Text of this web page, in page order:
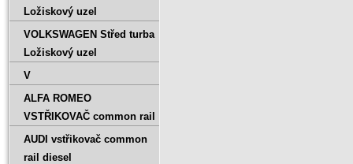
Ložiskový uzel
VOLKSWAGEN Střed turba
Ložiskový uzel
V
ALFA ROMEO
VSTŘIKOVAČ common rail
AUDI vstřikovač common
rail diesel